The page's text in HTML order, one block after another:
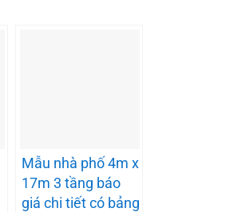
Mẫu nhà phố 4m x
17m 3 tầng báo
giá chi tiết có bảng